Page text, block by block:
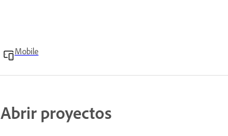
Mobile
Abrir proyectos